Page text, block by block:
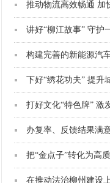
讲好“柳江故事” 守
下好“绣花功夫” 提
打好文化“特色牌”
办复率、反馈结果满
把“金点子”转化为高